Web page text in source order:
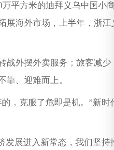
方米的迪拜义乌中国小
展海外市场，上半年，浙
外摆外卖服务；旅客减
靠、迎难而上。
克服了危即是机。”新时
展进入新常态，我们坚持